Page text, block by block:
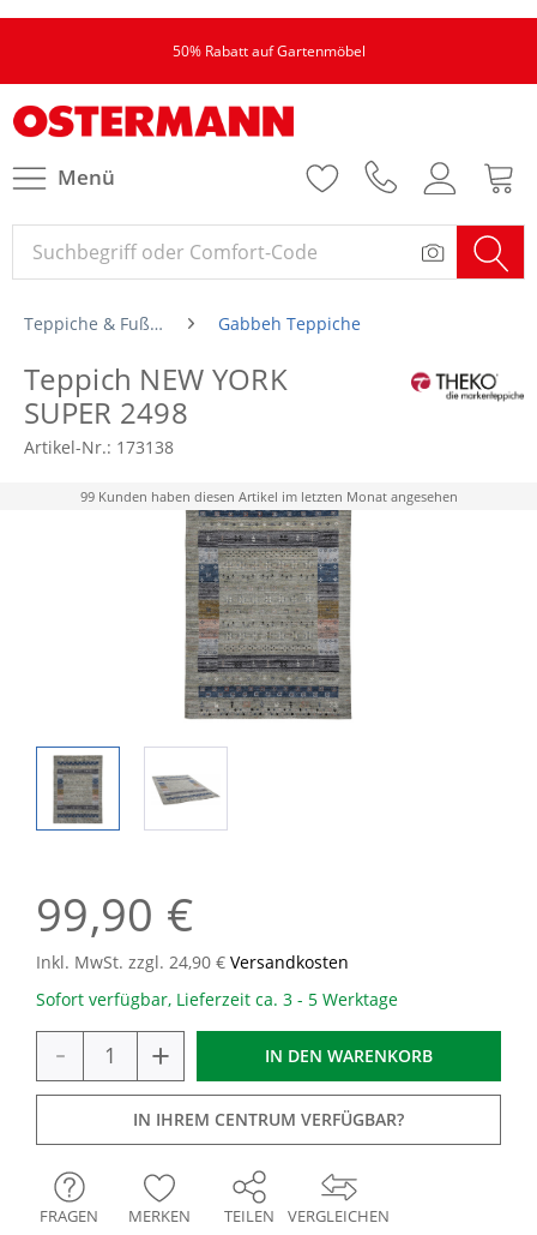
50% Rabatt auf Gartenmöbel
Menü
Teppiche & Fußmatten Gabbeh Teppiche
Teppich NEW YORK
SUPER 2498
Artikel-Nr.: 173138
99 Kunden haben diesen Artikel im letzten Monat angesehen
99,90 €
Inkl. MwSt. zzgl. 24,90 € Versandkosten
Sofort verfügbar, Lieferzeit ca. 3 - 5 Werktage
- + IN DEN WARENKORB
IN IHREM CENTRUM VERFÜGBAR?
VERGLEICHEN
FRAGEN MERKEN TEILEN